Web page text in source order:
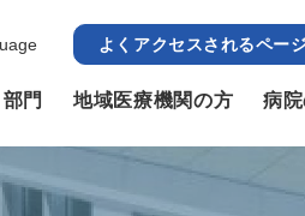
よくアクセスされるペー
門 地域医療機関の方 病